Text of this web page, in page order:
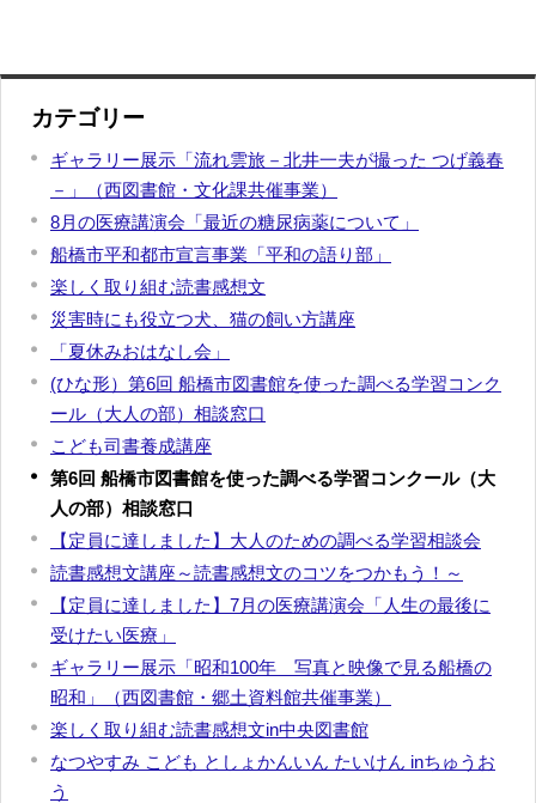
カテゴリー
ギャラリー展示「流れ雲旅－北井一夫が撮った つげ義春
－」（西図書館・文化課共催事業）
8月の医療講演会「最近の糖尿病薬について」
船橋市平和都市宣言事業「平和の語り部」
楽しく取り組む読書感想文
災害時にも役立つ犬、猫の飼い方講座
「夏休みおはなし会」
(ひな形）第6回 船橋市図書館を使った調べる学習コンク
ール（大人の部）相談窓口
こども司書養成講座
第6回 船橋市図書館を使った調べる学習コンクール（大
人の部）相談窓口
【定員に達しました】大人のための調べる学習相談会
読書感想文講座～読書感想文のコツをつかもう！～
【定員に達しました】7月の医療講演会「人生の最後に
受けたい医療」
ギャラリー展示「昭和100年 写真と映像で見る船橋の
昭和」（西図書館・郷土資料館共催事業）
楽しく取り組む読書感想文in中央図書館
なつやすみ こども としょかんいん たいけん inちゅうお
う